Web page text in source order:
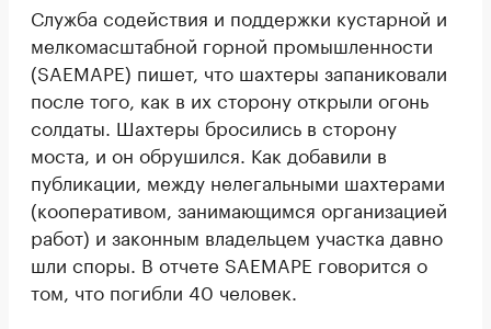
Служба содействия и поддержки кустарной и
мелкомасштабной горной промышленности
(SAEMAPE) пишет, что шахтеры запаниковали
после того, как в их сторону открыли огонь
солдаты. Шахтеры бросились в сторону
моста, и он обрушился. Как добавили в
публикации, между нелегальными шахтерами
(кооперативом, занимающимся организацией
работ) и законным владельцем участка давно
шли споры. В отчете SAEMAPE говорится о
том, что погибли 40 человек.